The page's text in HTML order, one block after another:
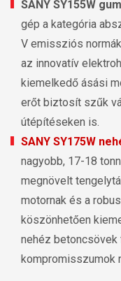
SANY SY155W
gép a kategória
V emissziós
az innovatív
kiemelkedő ásási
erőt biztosít szűk
útépítéseken is.
SANY SY175W
nagyobb, 17-18
megnövelt
motornak és a
köszönhetően
nehéz
kompromisszumok